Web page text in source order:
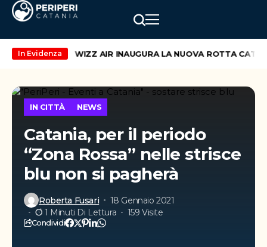
In Evidenza
di maggio WIZZ AIR INAUGURA LA NUOVA ROTTA
IN CITTÀ NEWS
Catania, per il periodo
“Zona Rossa” nelle strisce
blu non si pagherà
Roberta Fusari
18 Gennaio 2021
1 Minuti Di Lettura
159 Visite
Condividi